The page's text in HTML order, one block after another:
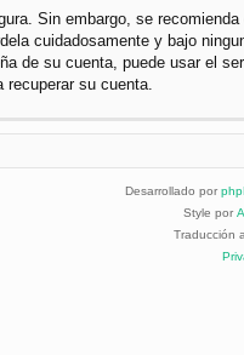
Sin embargo, se
cuidadosamente y bajo
de su cuenta, puede usar el
su cuenta.
Desarrollado por
Style por
Traducción